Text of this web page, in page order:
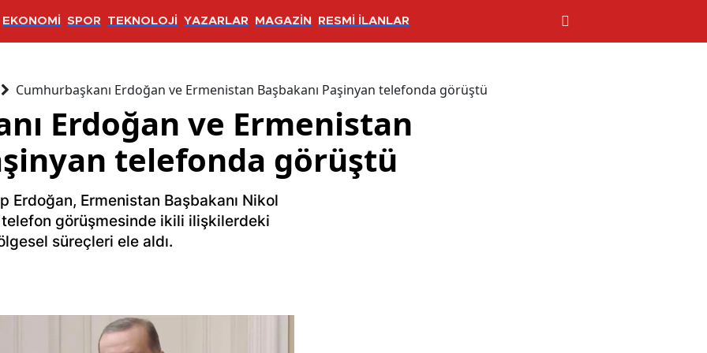
EKONOMİ SPOR TEKNOLOJİ YAZARLAR MAGAZİN RESMİ İLANLAR
Cumhurbaşkanı Erdoğan ve Ermenistan Başbakanı Paşinyan telefonda görüştü
Erdoğan ve Ermenistan
telefonda görüştü
Erdoğan, Ermenistan Başbakanı Nikol
görüşmesinde ikili ilişkilerdeki
süreçleri ele aldı.